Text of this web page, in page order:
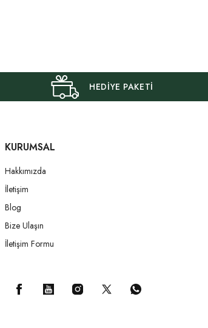
HEDİYE PAKETİ
KURUMSAL
Hakkımızda
İletişim
Blog
Bize Ulaşın
İletişim Formu